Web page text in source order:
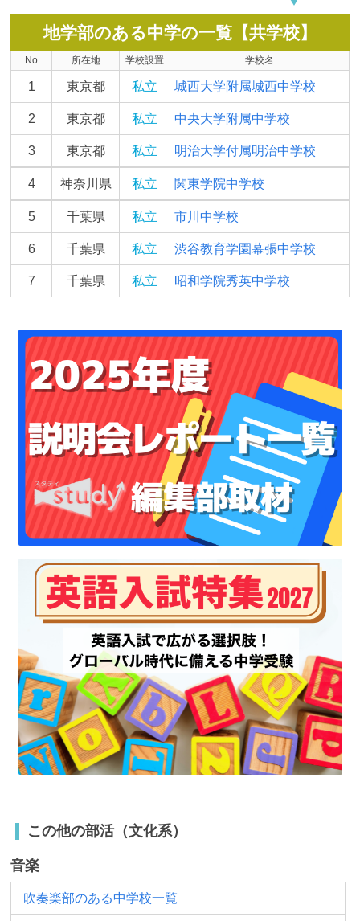
地学部のある中学の一覧【共学校】
No 所在地 学校設置 学校名
1 東京都 私立 城西大学附属城西中学校
2 東京都 私立 中央大学附属中学校
3 東京都 私立 明治大学付属明治中学校
4 神奈川県 私立 関東学院中学校
5 千葉県 私立 市川中学校
6 千葉県 私立 渋谷教育学園幕張中学校
7 千葉県 私立 昭和学院秀英中学校
この他の部活（文化系）
音楽
吹奏楽部のある中学校一覧